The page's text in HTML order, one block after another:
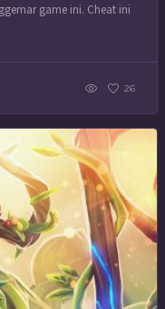
game ini. Cheat ini
26